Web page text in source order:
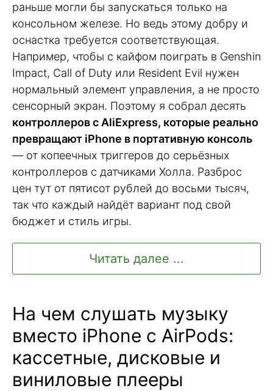
раньше могли бы запускаться только на
консольном железе. Но ведь этому добру и
оснастка требуется соответствующая.
Например, чтобы с кайфом поиграть в Genshin
Impact, Call of Duty или Resident Evil нужен
нормальный элемент управления, а не просто
сенсорный экран. Поэтому я собрал десять
контроллеров с AliExpress, которые реально
превращают iPhone в портативную консоль
— от копеечных триггеров до серьёзных
контроллеров с датчиками Холла. Разброс
цен тут от пятисот рублей до восьми тысяч,
так что каждый найдёт вариант под свой
бюджет и стиль игры.
Читать далее ...
На чем слушать музыку
вместо iPhone с AirPods:
кассетные, дисковые и
виниловые плееры